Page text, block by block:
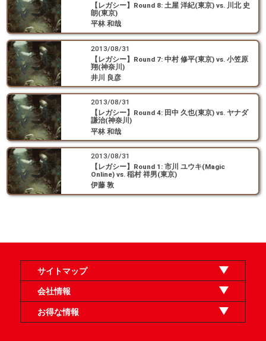
【レガシー】Round 8: 土屋 洋紀(東京) vs. 川北 史
朗(東京)
平林 和哉
2013/08/31
【レガシー】Round 7: 中村 修平(東京) vs. 小笠原
翔(神奈川)
井川 良彦
2013/08/31
【レガシー】Round 4: 田中 久也(東京) vs. ヤナダ
謙治(神奈川)
平林 和哉
2013/08/31
【レガシー】Round 1: 市川 ユウキ(Magic
Online) vs. 稲村 祥男(東京)
伊藤 敦
サイトマップ
オンラインショップ
買取
記事
選手一覧
デッキ検索
デッキ構築
イベント・大会
店舗のご案内
お問い合わせ
ヘルプ
FAQ
会社情報
利用規約
スタッフ募集
特定商取引法表示
個人情報保護方針
企業情報
お得な情報